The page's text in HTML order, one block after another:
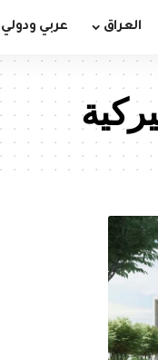
العراق عربي ودولي